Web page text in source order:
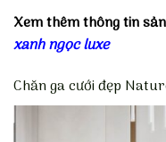
Xem thêm thông tin
xanh ngọc luxe
Chăn ga cưới đẹp